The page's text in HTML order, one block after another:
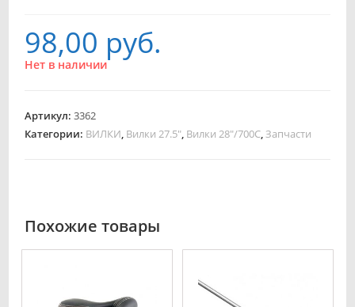
98,00 руб.
Нет в наличии
Артикул:3362
Категории: ВИЛКИ, Вилки 27.5", Вилки 28"/700C,Запчасти
Похожие товары